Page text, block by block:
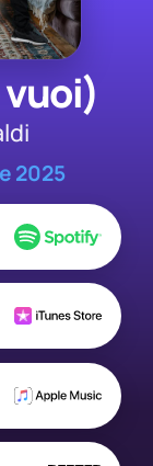
2025